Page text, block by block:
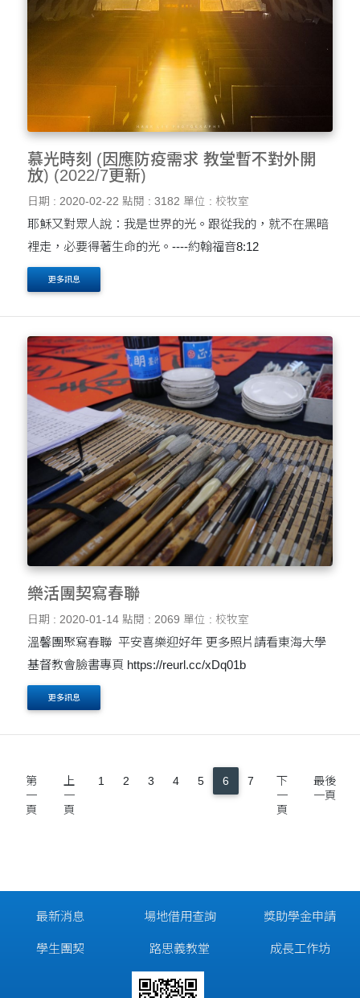
慕光時刻 (因應防疫需求 教堂暫不對外開
放) (2022/7更新)
日期 : 2020-02-22 點閱 : 3182 單位 : 校牧室
耶穌又對眾人說：我是世界的光。跟從我的，就不在黑暗
裡走，必要得著生命的光。----約翰福音8:12
更多訊息
樂活團契寫春聯
日期 : 2020-01-14 點閱 : 2069 單位 : 校牧室
溫馨團聚寫春聯 平安喜樂迎好年 更多照片請看東海大學
更多訊息
第
一
頁
上
一
頁
1 2 3 4 5 6 7
下
一
頁
最後
一頁
最新消息
學生團契
場地借用查詢
路思義教堂
獎助學金申請
成長工作坊